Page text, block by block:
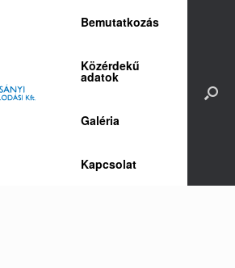
Bemutatkozás
Közérdekű
adatok
Galéria
Kapcsolat